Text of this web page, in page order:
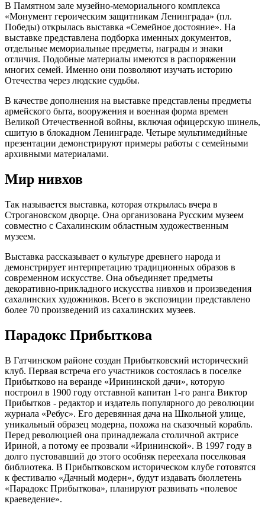
В Памятном зале музейно-мемориального комплекса
«Монумент героическим защитникам Ленинграда» (пл.
Победы) открылась выставка «Семейное достояние». На
выставке представлена подборка именных документов,
отдельные мемориальные предметы, награды и знаки
отличия. Подобные материалы имеются в распоряжении
многих семей. Именно они позволяют изучать историю
Отечества через людские судьбы.
В качестве дополнения на выставке представлены предметы
армейского быта, вооружения и военная форма времен
Великой Отечественной войны, включая офицерскую шинель,
сшитую в блокадном Ленинграде. Четыре мультимедийные
презентации демонстрируют примеры работы с семейными
архивными материалами.
Мир нивхов
Так называется выставка, которая открылась вчера в
Строгановском дворце. Она организована Русским музеем
совместно с Сахалинским областным художественным
музеем.
Выставка рассказывает о культуре древнего народа и
демонстрирует интерпретацию традиционных образов в
современном искусстве. Она объединяет предметы
декоративно-прикладного искусства нивхов и произведения
сахалинских художников. Всего в экспозиции представлено
более 70 произведений из сахалинских музеев.
Парадокс Прибыткова
В Гатчинском районе создан Прибытковский исторический
клуб. Первая встреча его участников состоялась в поселке
Прибытково на веранде «Ирининской дачи», которую
построил в 1900 году отставной капитан 1-го ранга Виктор
Прибытков - редактор и издатель популярного до революции
журнала «Ребус». Его деревянная дача на Школьной улице,
уникальный образец модерна, похожа на сказочный корабль.
Перед революцией она принадлежала столичной актрисе
Ириной, а потому ее прозвали «Ирининской». В 1997 году в
долго пустовавший до этого особняк переехала поселковая
библиотека. В Прибытковском историческом клубе готовятся
к фестивалю «Дачный модерн», будут издавать бюллетень
«Парадокс Прибыткова», планируют развивать «полевое
краеведение».